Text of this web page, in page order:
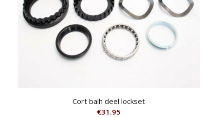
Cort balh deel lockset
€31.95